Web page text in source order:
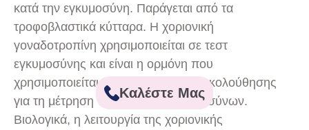
κατά την εγκυμοσύνη. Παράγεται από τα
τροφοβλαστικά κύτταρα. Η χοριονική
γοναδοτροπίνη χρησιμοποιείται σε τεστ
εγκυμοσύνης και είναι η ορμόνη που
χρησιμοποιείται και στο τμήμα παρακολούθησης
για τη μέτρηση των μαζικών εγκυμοσύνων.
Βιολογικά, η λειτουργία της χοριονικής
Καλέστε Μας